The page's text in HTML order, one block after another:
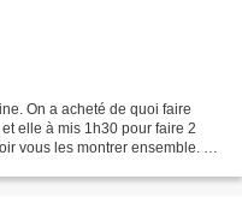
On a acheté de quoi faire
elle à mis 1h30 pour faire 2
vous les montrer ensemble. En